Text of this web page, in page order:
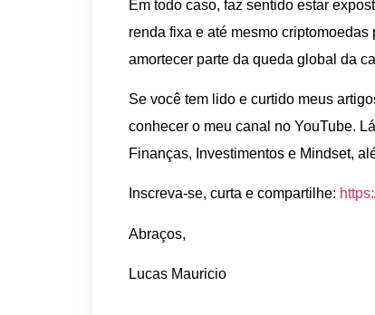
Em todo caso, faz sentido estar
renda fixa e até mesmo
amortecer parte da queda global da
Se você tem lido e curtido meus
conhecer o meu canal no YouTube.
Finanças, Investimentos e Mindset,
Inscreva-se, curta e compartilhe:
Abraços,
Lucas Mauricio